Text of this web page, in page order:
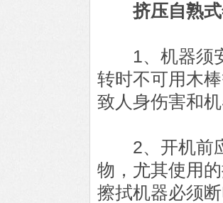
挤压自熟
1、机器须安
转时不可用木
致人身伤害和
2、开机前应
物，尤其使用
擦拭机器必须